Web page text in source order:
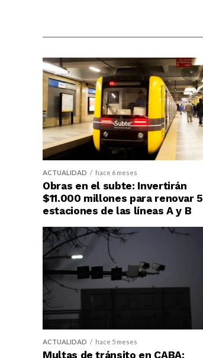
ACTUALIDAD hace 6 meses
Obras en el subte: Invertirán
$11.000 millones para renovar 5
estaciones de las líneas A y B
ACTUALIDAD hace 5 meses
Multas de tránsito en CABA: